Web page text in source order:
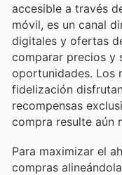
accesible a través
móvil, es un canal
digitales y ofertas
comparar precios y
oportunidades. Los
fidelización
recompensas
compra resulte aún
Para maximizar el
compras